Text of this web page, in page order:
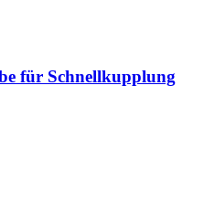
für Schnellkupplung